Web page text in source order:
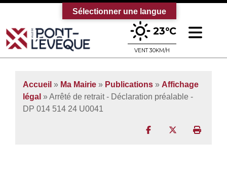
Bienvenue sur le site officiel de la
23°C
VENT 30KM/H
Accueil » Ma Mairie » Publications » Affichage
légal » Arrêté de retrait - Déclaration préalable -
DP 014 514 24 U0041
Partager surPartager sur
Sélectionner une langue